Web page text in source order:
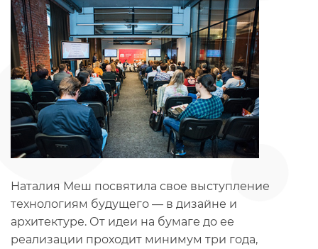
Наталия Меш посвятила свое выступление
технологиям будущего — в дизайне и
архитектуре. От идеи на бумаге до ее
реализации проходит минимум три года,